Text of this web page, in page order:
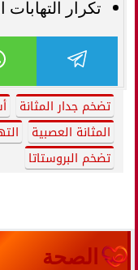
تكرار التهابات
تضخم جدار المثانة
المثانة العصبية
تضخم البروستاتا
الصحة